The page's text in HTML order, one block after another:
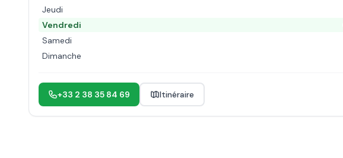
Jeudi
Vendredi
Samedi
Dimanche
+33 2 38 35 84 69 Itinéraire